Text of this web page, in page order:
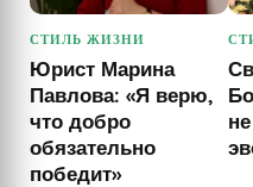
СТИЛЬ ЖИЗНИ
Юрист Марина
Павлова: «Я верю,
что добро
обязательно
победит»